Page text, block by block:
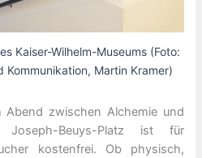
Kaiser-Wilhelm-Museums (Foto:
Kommunikation, Martin Kramer)
Abend zwischen Alchemie und
Beuys-Platz ist für
kostenfrei. Ob physisch,